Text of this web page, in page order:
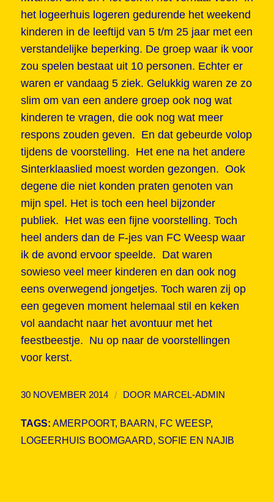
het logeerhuis logeren gedurende het weekend
kinderen in de leeftijd van 5 t/m 25 jaar met een
verstandelijke beperking. De groep waar ik voor
zou spelen bestaat uit 10 personen. Echter er
waren er vandaag 5 ziek. Gelukkig waren ze zo
slim om van een andere groep ook nog wat
kinderen te vragen, die ook nog wat meer
respons zouden geven. En dat gebeurde volop
tijdens de voorstelling. Het ene na het andere
Sinterklaaslied moest worden gezongen. Ook
degene die niet konden praten genoten van
mijn spel. Het is toch een heel bijzonder
publiek. Het was een fijne voorstelling. Toch
heel anders dan de F-jes van FC Weesp waar
ik de avond ervoor speelde. Dat waren
sowieso veel meer kinderen en dan ook nog
eens overwegend jongetjes. Toch waren zij op
een gegeven moment helemaal stil en keken
vol aandacht naar het avontuur met het
feestbeestje. Nu op naar de voorstellingen
voor kerst.
30 NOVEMBER 2014 / DOOR MARCEL-ADMIN
TAGS: AMERPOORT, BAARN, FC WEESP,
LOGEERHUIS BOOMGAARD, SOFIE EN NAJIB